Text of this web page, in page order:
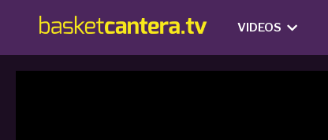
VIDEOS